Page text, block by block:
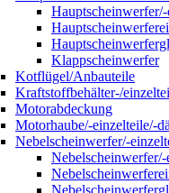
Hauptscheinwerfer/-
Klappscheinwerfer
Kotflügel/Anbauteile
Kraftstoffbehälter-/
Motorabdeckung
Motorhaube/-einzelteile/-
Nebelscheinwerfer/-
Nebelscheinwerfer/-